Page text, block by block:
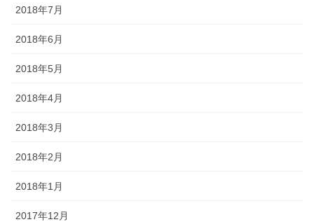
2018年7月
2018年6月
2018年5月
2018年4月
2018年3月
2018年2月
2018年1月
2017年12月